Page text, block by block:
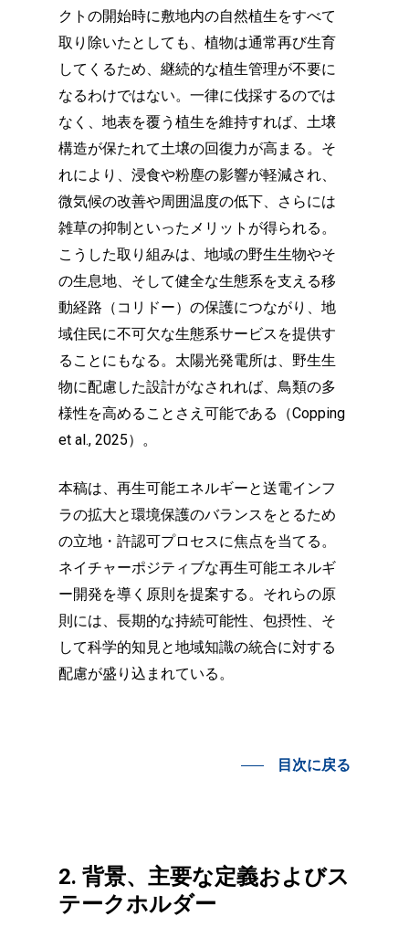
クトの開始時に敷地内の自然植生をすべて
取り除いたとしても、植物は通常再び生育
してくるため、継続的な植生管理が不要に
なるわけではない。一律に伐採するのでは
なく、地表を覆う植生を維持すれば、土壌
構造が保たれて土壌の回復力が高まる。そ
れにより、浸食や粉塵の影響が軽減され、
微気候の改善や周囲温度の低下、さらには
雑草の抑制といったメリットが得られる。
こうした取り組みは、地域の野生生物やそ
の生息地、そして健全な生態系を支える移
動経路（コリドー）の保護につながり、地
域住民に不可欠な生態系サービスを提供す
ることにもなる。太陽光発電所は、野生生
物に配慮した設計がなされれば、鳥類の多
様性を高めることさえ可能である（Copping
et al., 2025）。
本稿は、再生可能エネルギーと送電インフ
ラの拡大と環境保護のバランスをとるため
の立地・許認可プロセスに焦点を当てる。
ネイチャーポジティブな再生可能エネルギ
ー開発を導く原則を提案する。それらの原
則には、長期的な持続可能性、包摂性、そ
して科学的知見と地域知識の統合に対する
配慮が盛り込まれている。
目次に戻る
2. 背景、主要な定義およびス
テークホルダー